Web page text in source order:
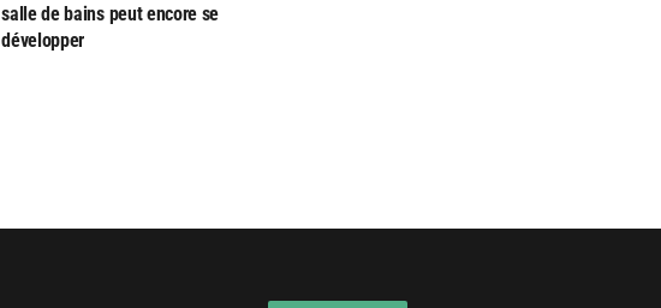
salle de bains peut encore se
développer